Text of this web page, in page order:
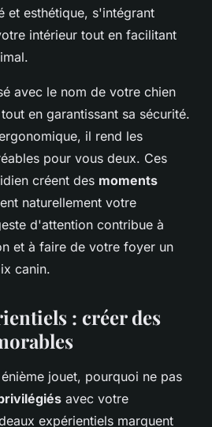
et esthétique, s'intégrant
intérieur tout en facilitant
avec le nom de votre chien
en garantissant sa sécurité.
il rend les
pour vous deux. Ces
créent des moments
naturellement votre
d'attention contribue à
et à faire de votre foyer un
canin.
: créer des
jouet, pourquoi ne pas
avec votre
expérientiels marquent